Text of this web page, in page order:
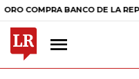
BANCO DE LA REPÚBLICA